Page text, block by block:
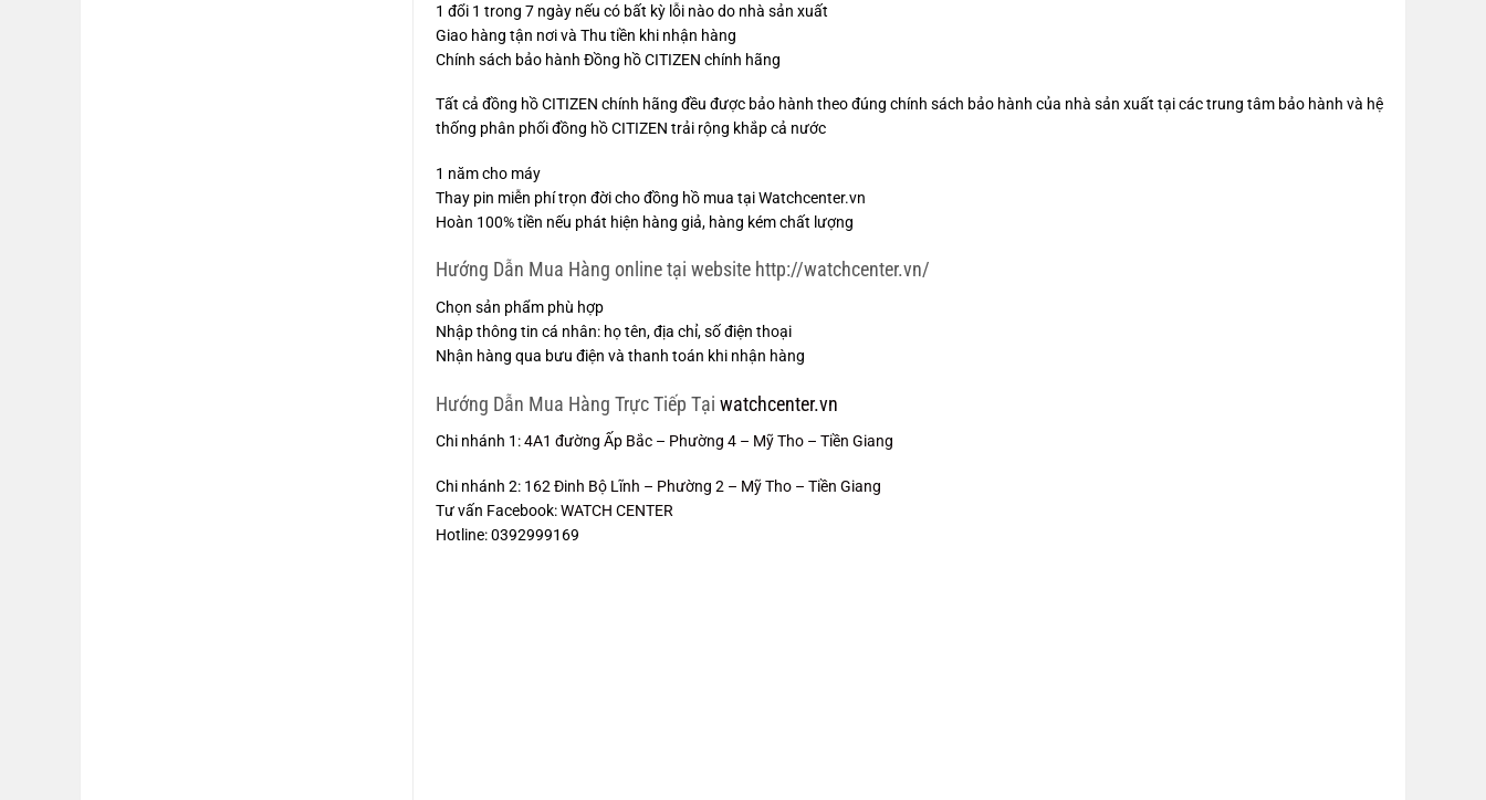
1 đổi 1 trong 7 ngày nếu có bất kỳ lỗi nào do nhà sản xuất
Giao hàng tận nơi và Thu tiền khi nhận hàng
Chính sách bảo hành Đồng hồ CITIZEN chính hãng
Tất cả đồng hồ CITIZEN chính hãng đều được bảo hành theo đúng chính sách bảo hành của nhà sản xuất tại các trung tâm bảo hành và hệ
thống phân phối đồng hồ CITIZEN trải rộng khắp cả nước
1 năm cho máy
Thay pin miễn phí trọn đời cho đồng hồ mua tại Watchcenter.vn
Hoàn 100% tiền nếu phát hiện hàng giả, hàng kém chất lượng
Hướng Dẫn Mua Hàng online tại website http://watchcenter.vn/
Chọn sản phẩm phù hợp
Nhập thông tin cá nhân: họ tên, địa chỉ, số điện thoại
Nhận hàng qua bưu điện và thanh toán khi nhận hàng
Hướng Dẫn Mua Hàng Trực Tiếp Tại watchcenter.vn
Chi nhánh 1:4A1 đường Ấp Bắc – Phường 4 – Mỹ Tho – Tiền Giang
Chi nhánh 2: 162 Đinh Bộ Lĩnh – Phường 2 – Mỹ Tho – Tiền Giang
Tư vấn Facebook:WATCH CENTER
Hotline: 0392999169